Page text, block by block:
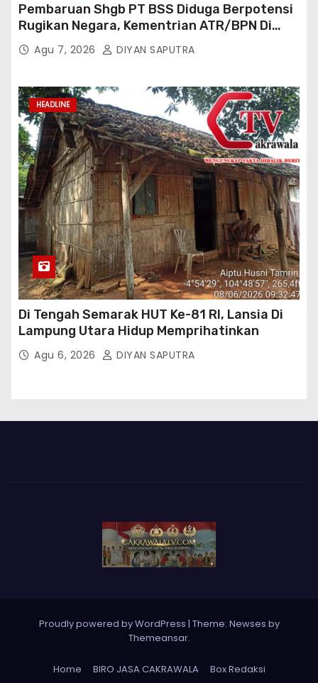
Pembaruan Shgb PT BSS Diduga Berpotensi
Rugikan Negara, Kementrian ATR/BPN Di
Gugat Di PTUN Jakarta
Agu 7, 2026 DIYAN SAPUTRA
HEADLINE
Di Tengah Semarak HUT Ke-81 RI, Lansia Di
Lampung Utara Hidup Memprihatinkan
Agu 6, 2026 DIYAN SAPUTRA
Proudly powered by WordPress | Theme: Newses by
Themeansar.
Home BIRO JASA CAKRAWALA Box Redaksi